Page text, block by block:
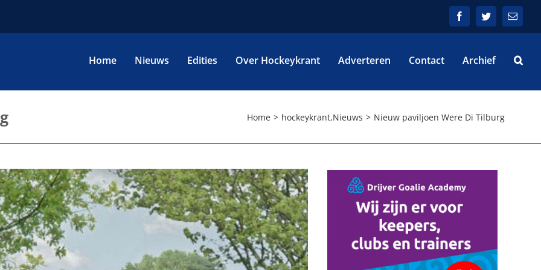
FacebookTwitterE-
mail
Home Nieuws Edities Over Hockeykrant Adverteren Contact Archief
Home hockeykrant,Nieuws Nieuw paviljoen Were Di Tilburg